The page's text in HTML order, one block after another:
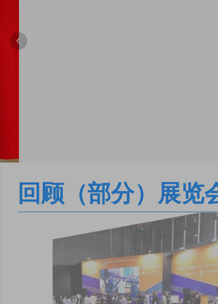

回顾（部分）展览